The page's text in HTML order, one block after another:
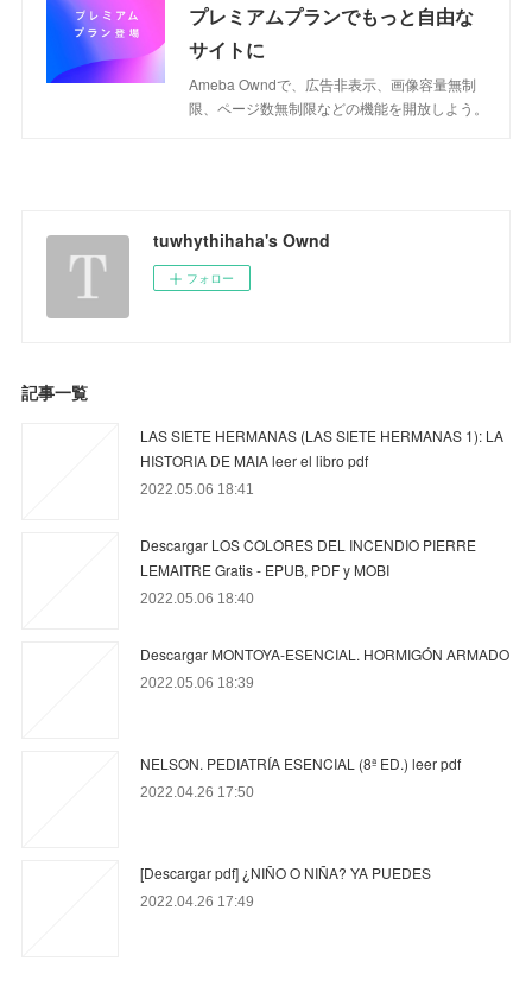
プレミアムプランでもっと自由な
サイトに
Ameba Owndで、広告非表示、画像容量無制
限、ページ数無制限などの機能を開放しよう。
tuwhythihaha's Ownd
フォロー
記事一覧
LAS SIETE HERMANAS (LAS SIETE HERMANAS 1): LA
HISTORIA DE MAIA leer el libro pdf
2022.05.06 18:41
Descargar LOS COLORES DEL INCENDIO PIERRE
LEMAITRE Gratis - EPUB, PDF y MOBI
2022.05.06 18:40
Descargar MONTOYA-ESENCIAL. HORMIGÓN ARMADO
2022.05.06 18:39
NELSON. PEDIATRÍA ESENCIAL (8ª ED.) leer pdf
2022.04.26 17:50
[Descargar pdf] ¿NIÑO O NIÑA? YA PUEDES
2022.04.26 17:49